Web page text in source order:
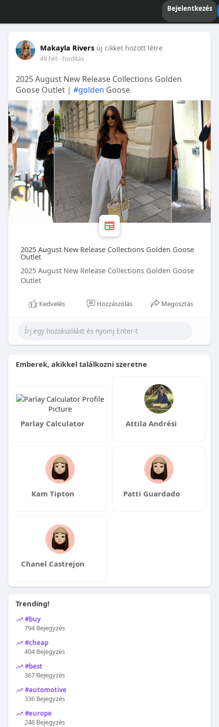
Bejelentkezés
Makayla Rivers új cikket hozott létre
49 hét- Fordítás
2025 August New Release Collections Golden
Goose Outlet | #golden Goose
2025 August New Release Collections Golden Goose
Outlet
2025 August New Release Collections Golden Goose
Outlet
Kedvelés Hozzászólás Megosztás
Emberek, akikkel találkozni szeretne
Parlay Calculator Attila Andrési
Kam Tipton Patti Guardado
Chanel Castrejon
Trending!
#buy
794 Bejegyzés
#cheap
404 Bejegyzés
#best
367 Bejegyzés
#automotive
336 Bejegyzés
#europe
246 Bejegyzés